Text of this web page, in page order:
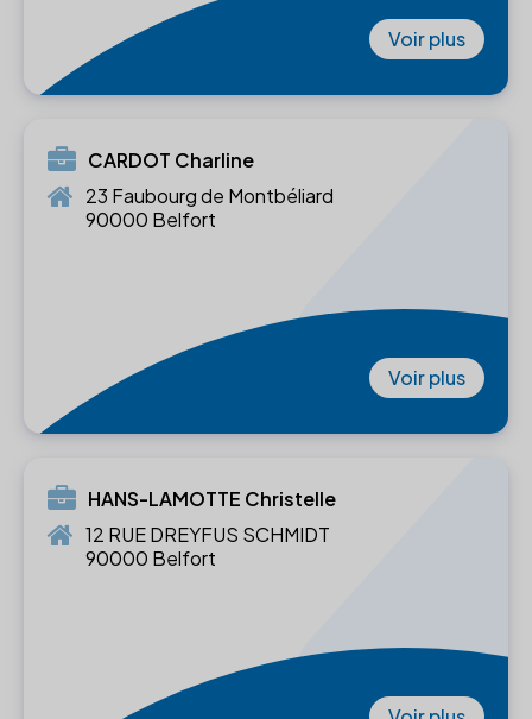
Voir plus
CARDOT Charline
23 Faubourg de Montbéliard
90000 Belfort
Voir plus
HANS-LAMOTTE Christelle
12 RUE DREYFUS SCHMIDT
90000 Belfort